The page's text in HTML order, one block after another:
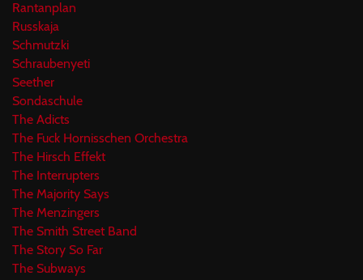
Rantanplan
Russkaja
Schmutzki
Schraubenyeti
Seether
Sondaschule
The Adicts
The Fuck Hornisschen Orchestra
The Hirsch Effekt
The Interrupters
The Majority Says
The Menzingers
The Smith Street Band
The Story So Far
The Subways